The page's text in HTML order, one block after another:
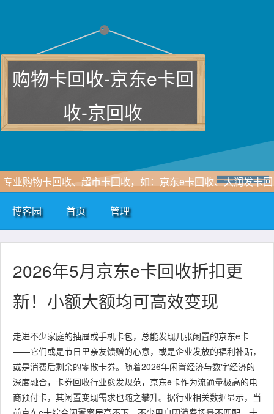
购物卡回收-京东e卡回
收-京回收
专业购物卡回收、超市卡回收，如：京东e卡回收、大润发卡回
卡、加油卡回收、话费充值卡回收等各类卡券回收
博客园 首页 管理
2026年5月京东e卡回收折扣更
新！小额大额均可高效变现
走进不少家庭的抽屉或手机卡包，总能发现几张闲置的京东e卡
——它们或是节日里亲友馈赠的心意，或是企业发放的福利补贴，
或是消费后剩余的零散卡券。随着2026年闲置经济与数字经济的
深度融合，卡券回收行业愈发规范，京东e卡作为流通量极高的电
商预付卡，其闲置变现需求也随之攀升。据行业相关数据显示，当